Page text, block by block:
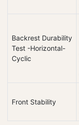
Backrest Durability
Test -Horizontal-
Cyclic
Front Stability